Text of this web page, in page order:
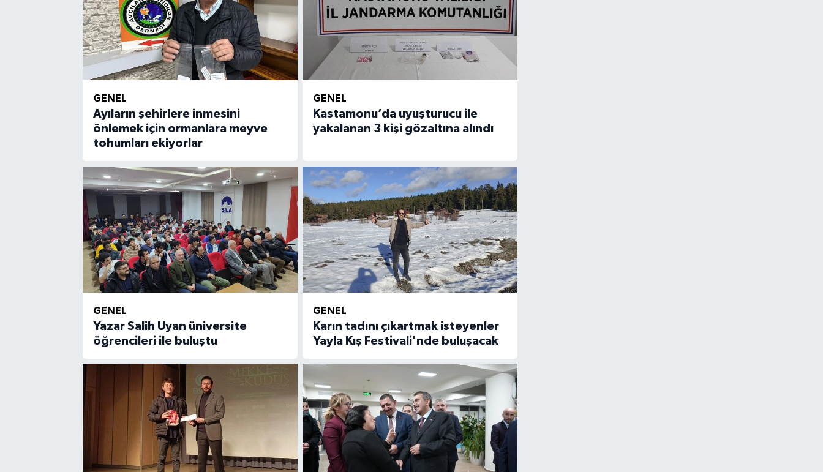
GENEL
Ayıların şehirlere inmesini
önlemek için ormanlara meyve
tohumları ekiyorlar
GENEL
Kastamonu’da uyuşturucu ile
yakalanan 3 kişi gözaltına alındı
GENEL
Yazar Salih Uyan üniversite
öğrencileri ile buluştu
GENEL
Karın tadını çıkartmak isteyenler
Yayla Kış Festivali'nde buluşacak